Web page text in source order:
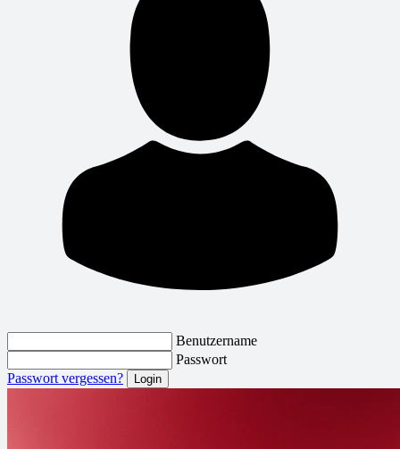
Benutzername
Passwort
Passwort vergessen?